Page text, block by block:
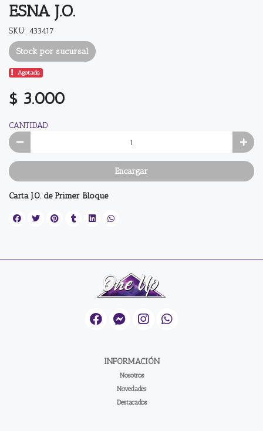
ESNA J.O.
SKU: 433417
Stock por sucursal
Agotado.
$ 3.000
CANTIDAD
Encargar
Carta J.O. de Primer Bloque
INFORMACIÓN
Nosotros
Novedades
Destacados